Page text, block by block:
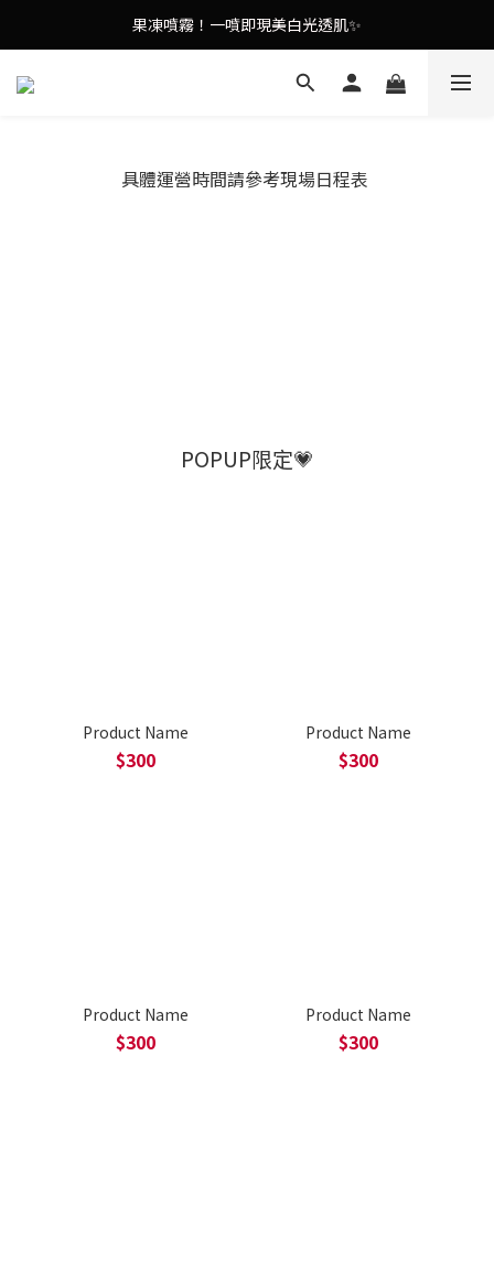
9in1多功能美容儀🌸護膚效果UP！
果凍噴霧！一噴即現美白光透肌✨
9in1多功能美容儀🌸護膚效果UP！
具體運營時間請參考現場日程表
POPUP限定💗
Product Name
$300
Product Name
$300
Product Name
$300
Product Name
$300